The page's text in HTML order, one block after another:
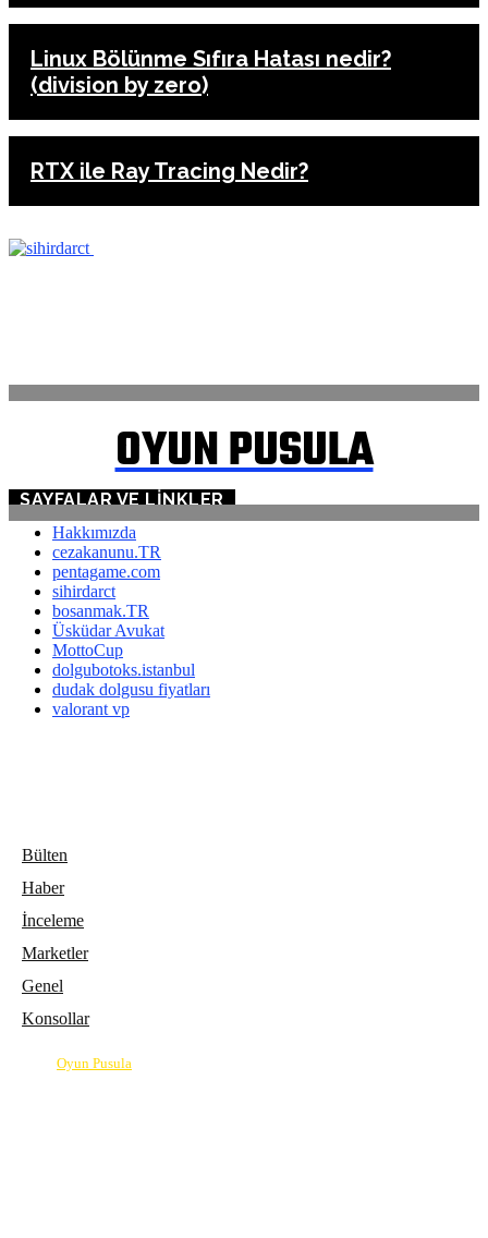
Linux Bölünme Sıfıra Hatası nedir?
(division by zero)
RTX ile Ray Tracing Nedir?
OYUN PUSULA
SAYFALAR VE LINKLER
Hakkımızda
cezakanunu.TR
pentagame.com
sihirdarct
bosanmak.TR
Üsküdar Avukat
MottoCup
dolgubotoks.istanbul
dudak dolgusu fiyatları
valorant vp
Bülten
Haber
İnceleme
Marketler
Genel
Konsollar
Oyun Pusula